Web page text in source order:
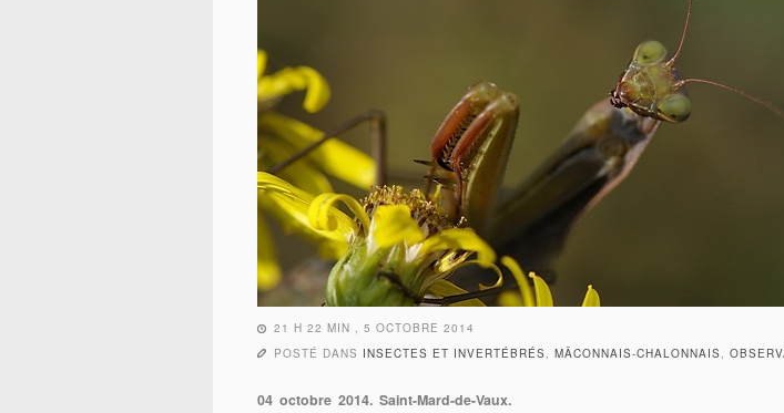
21 H 22 MIN , 5 OCTOBRE 2014
POSTÉ DANS INSECTES ET INVERTÉBRÉS, MÂCONNAIS-CHALONNAIS,
04 octobre 2014. Saint-Mard-de-Vaux.